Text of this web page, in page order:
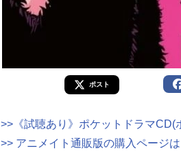
ポスト
>>《試聴あり》ポケットドラマCD(
>> アニメイト通販版の購入ページ